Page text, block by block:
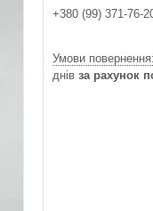
+380 (99) 371-76-
днів за рахунок